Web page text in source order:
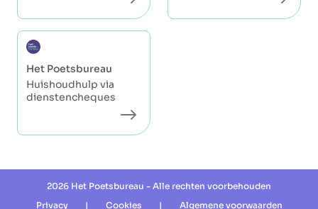
Het Poetsbureau
Huishoudhulp via
dienstencheques
2026 Het Poetsbureau - Alle rechten voorbehouden
Privacy
| Cookies | Algemene voorwaarden